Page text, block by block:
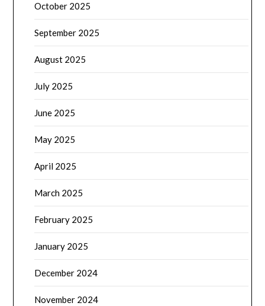
October 2025
September 2025
August 2025
July 2025
June 2025
May 2025
April 2025
March 2025
February 2025
January 2025
December 2024
November 2024